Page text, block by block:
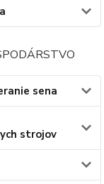
sena
strojov